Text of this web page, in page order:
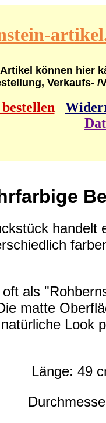
können hier
Verkaufs-
handelt
als
matte
Look
Länge: 49